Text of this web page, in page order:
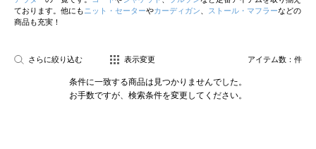
ております。他にも ニット・セーターやカーディガン ストール・マフラーなどの
商品も充実！
さらに絞り込む 表示変更 アイテム数： 件
条件に一致する商品は見つかりませんでした。
お手数ですが、検索条件を変更してください。